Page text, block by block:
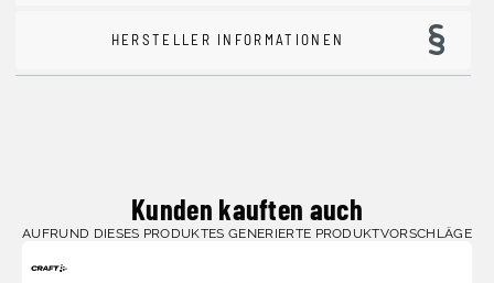
HERSTELLER INFORMATIONEN
Kunden kauften auch
AUFRUND DIESES PRODUKTES GENERIERTE PRODUKTVORSCHLÄGE